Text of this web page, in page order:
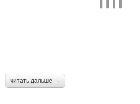
читать дальше →